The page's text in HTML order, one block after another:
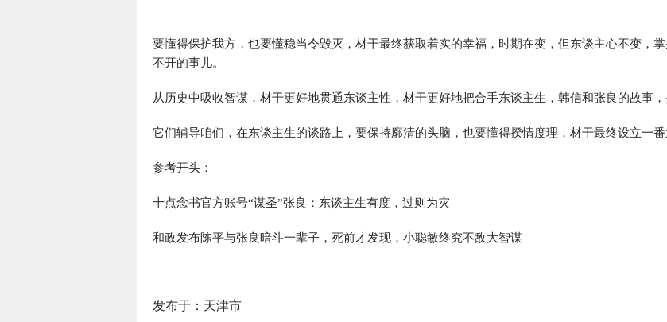
要懂得保护我方，也要懂稳当令毁灭，材干最终获取着实的幸福，时期在变，但东谈主心不变，
不开的事儿。
从历史中吸收智谋，材干更好地贯通东谈主性，材干更好地把合手东谈主生，韩信和张良的故事
它们辅导咱们，在东谈主生的谈路上，要保持廓清的头脑，也要懂得揆情度理，材干最终设立一
参考开头：
十点念书官方账号“谋圣”张良：东谈主生有度，过则为灾
和政发布陈平与张良暗斗一辈子，死前才发现，小聪敏终究不敌大智谋
发布于：天津市